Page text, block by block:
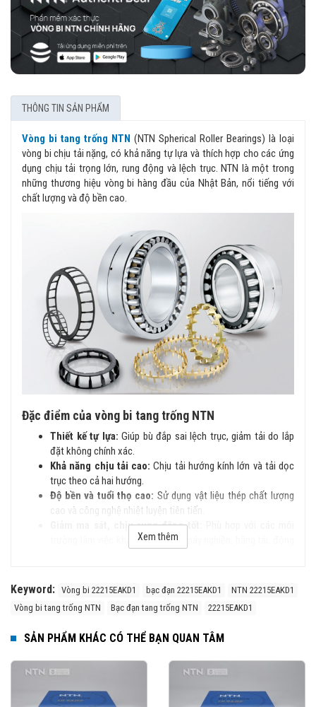
THÔNG TIN SẢN PHẨM
Vòng bi tang trống NTN (NTN Spherical Roller Bearings) là loại
vòng bi chịu tải nặng, có khả năng tự lựa và thích hợp cho các ứng
dụng chịu tải trọng lớn, rung động và lệch trục. NTN là một trong
những thương hiệu vòng bi hàng đầu của Nhật Bản, nổi tiếng với
chất lượng và độ bền cao.
Đặc điểm của vòng bi tang trống NTN
Thiết kế tự lựa: Giúp bù đắp sai lệch trục, giảm tải do lắp
đặt không chính xác.
Khả năng chịu tải cao: Chịu tải hướng kính lớn và tải dọc
trục theo cả hai hướng.
Độ bền và tuổi thọ cao: Sử dụng vật liệu thép chất lượng
cao và công nghệ nhiệt luyện tiên tiến.
Giảm ma sát, chịu rung động tốt:
trường làm việc khắc nghiệt như máy nghiền, băng tải, động
Cấu tạo của vòng bi tang trống NTN
Vòng bi tang trống NTN bao gồm:
Vòng trongvới hai rãnh lăn cho các dãy con lăn tang trống.
trọng đều.
hoặc polyamide.
Xem thêm
Keyword: Vòng bi 22215EAKD1 bạc đạn 22215EAKD1
NTN 22215EAKD1
Vòng bi tang trống NTN
Bạc đạn tang trống NTN 22215EAKD1
SẢN PHẨM KHÁC CÓ THỂ BẠN QUAN TÂM